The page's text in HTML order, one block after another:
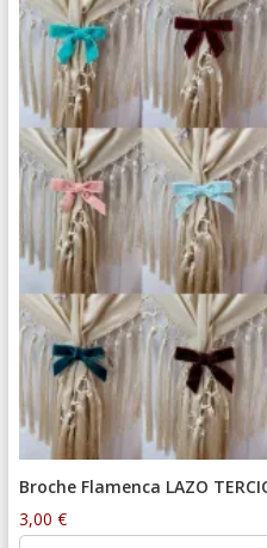
Broche Flamenca LAZO
3,00 €